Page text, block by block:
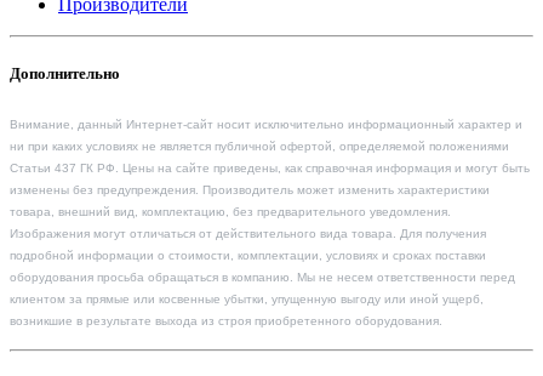
Производители
Дополнительно
Внимание, данный Интернет-сайт носит исключительно информационный характер и
ни при каких условиях не является публичной офертой, определяемой положениями
Статьи 437 ГК РФ. Цены на сайте приведены, как справочная информация и могут быть
изменены без предупреждения. Производитель может изменить характеристики
товара, внешний вид, комплектацию, без предварительного уведомления.
Изображения могут отличаться от действительного вида товара. Для получения
подробной информации о стоимости, комплектации, условиях и сроках поставки
оборудования просьба обращаться в компанию. Мы не несем ответственности перед
клиентом за прямые или косвенные убытки, упущенную выгоду или иной ущерб,
возникшие в результате выхода из строя приобретенного оборудования.